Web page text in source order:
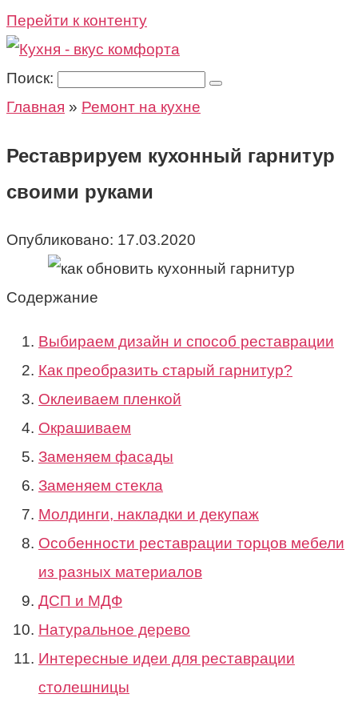
Перейти к контенту
Поиск:
Главная » Ремонт на кухне
Реставрируем кухонный гарнитур
своими руками
Опубликовано: 17.03.2020
Содержание
Выбираем дизайн и способ реставрации
Как преобразить старый гарнитур?
Оклеиваем пленкой
Окрашиваем
Заменяем фасады
Заменяем стекла
Молдинги, накладки и декупаж
Особенности реставрации торцов мебели
из разных материалов
ДСП и МДФ
Натуральное дерево
Интересные идеи для реставрации
столешницы